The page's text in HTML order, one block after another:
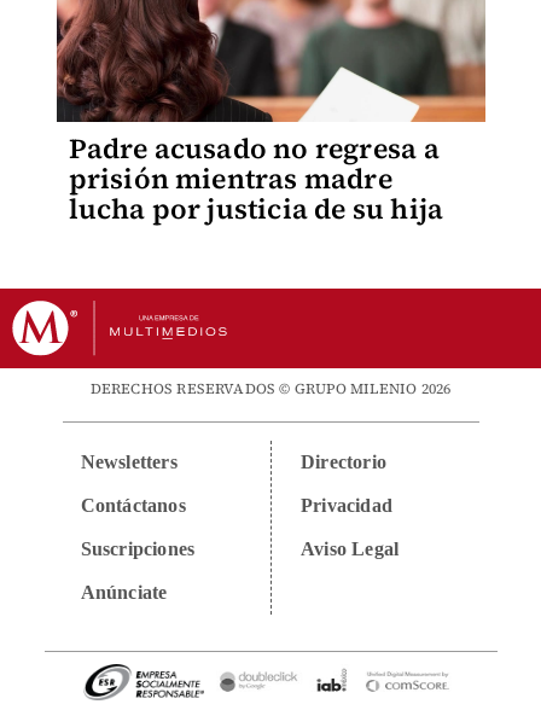
Padre acusado no regresa a
prisión mientras madre
lucha por justicia de su hija
DERECHOS RESERVADOS © GRUPO MILENIO 2026
Newsletters
Contáctanos
Suscripciones
Anúnciate
Directorio
Privacidad
Aviso Legal